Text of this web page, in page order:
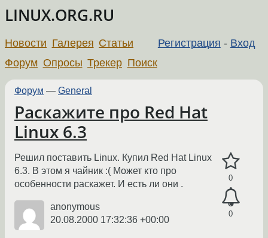
LINUX.ORG.RU
Регистрация - Вход
Новости Галерея Статьи
Форум Опросы Трекер Поиск
Форум — General
Раскажите про Red Hat
Linux 6.3
0
0
Решил поставить Linux. Купил Red Hat Linux
6.3. В этом я чайник :( Может кто про
особенности раскажет. И есть ли они .
anonymous
20.08.2000 17:32:36 +00:00